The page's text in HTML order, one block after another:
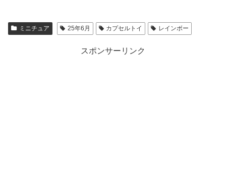
ミニチュア 25年6月 カプセルトイ レインボー
スポンサーリンク